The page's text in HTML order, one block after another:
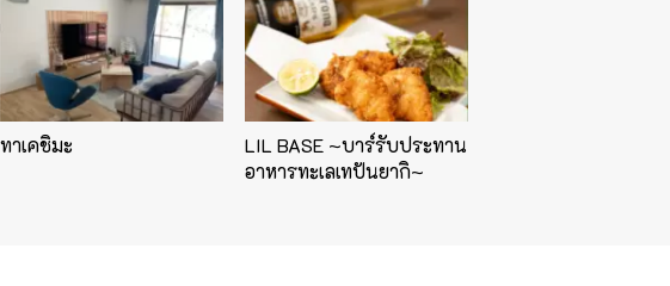
ทาเคชิมะ
LIL BASE ~บาร์รับประทาน
อาหารทะเลเทปันยากิ~